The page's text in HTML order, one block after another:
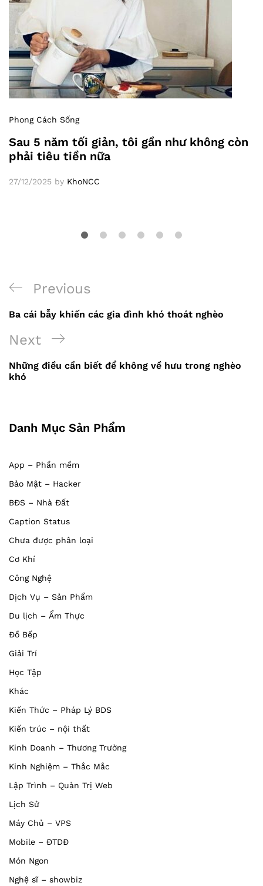
Phong Cách Sống
Sau 5 năm tối giản, tôi gần như không còn
phải tiêu tiền nữa
27/12/2025 by KhoNCC
hướng
bài
viết
Previous
Post
Previous
Ba cái bẫy khiến các gia đình khó thoát nghèo
Next
Post
Next
Những điều cần biết để không về hưu trong nghèo
khó
Danh Mục Sản Phẩm
App – Phần mềm
Bảo Mật – Hacker
BĐS – Nhà Đất
Caption Status
Chưa được phân loại
Cơ Khí
Công Nghệ
Dịch Vụ – Sản Phẩm
Du lịch – Ẩm Thực
Đồ Bếp
Giải Trí
Học Tập
Khác
Kiến Thức – Pháp Lý BDS
Kiến trúc – nội thất
Kinh Doanh – Thương Trường
Kinh Nghiệm – Thắc Mắc
Lập Trình – Quản Trị Web
Lịch Sử
Máy Chủ – VPS
Mobile – ĐTDĐ
Món Ngon
Nghệ sĩ – showbiz